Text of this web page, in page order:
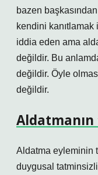
bazen
kendini
iddia eden ama
değildir. Bu
değildir. Öyle
değildir.
Aldatma eyleminin
duygusal